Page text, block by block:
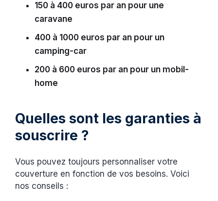
150 à 400 euros par an pour une
caravane
400 à 1000 euros par an pour un
camping-car
200 à 600 euros par an pour un mobil-
home
Quelles sont les garanties à
souscrire ?
Vous pouvez toujours personnaliser votre
couverture en fonction de vos besoins. Voici
nos conseils :